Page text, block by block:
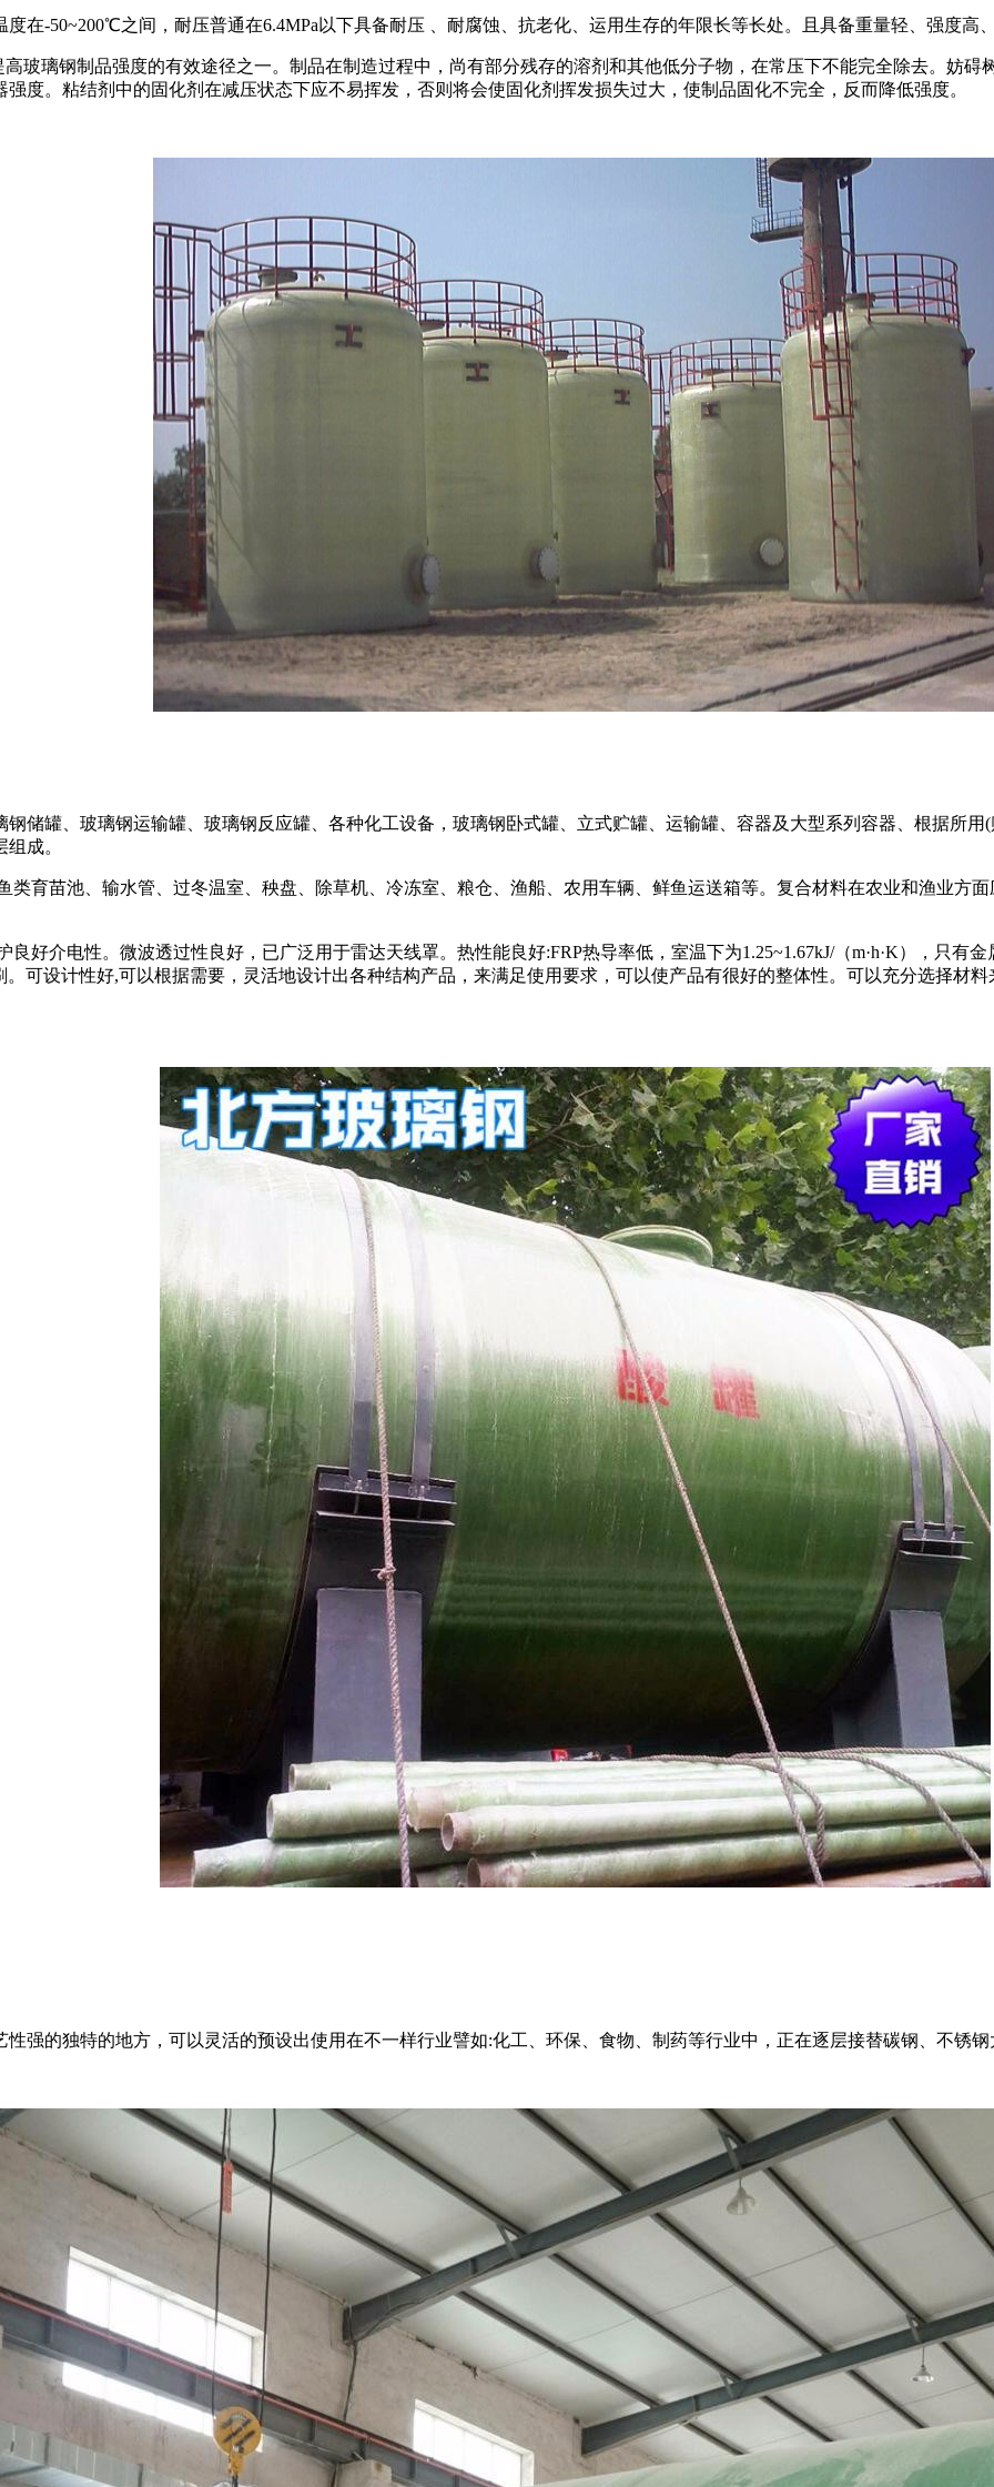
在-50~200℃之间，耐压普通在6.4MPa以下具备耐压 、耐腐蚀、抗老化、运用生存的年限长等长处。且具备重量轻、强度
玻璃钢制品强度的有效途径之一。制品在制造过程中，尚有部分残存的溶剂和其他低分子物，在常压下不能完全除去。妨
度。粘结剂中的固化剂在减压状态下应不易挥发，否则将会使固化剂挥发损失过大，使制品固化不完全，反而降低强度。
储罐、玻璃钢运输罐、玻璃钢反应罐、各种化工设备，玻璃钢卧式罐、立式贮罐、运输罐、容器及大型系列容器、根据所
成。
育苗池、输水管、过冬温室、秧盘、除草机、冷冻室、粮仓、渔船、农用车辆、鲜鱼运送箱等。复合材料在农业和渔业方
好介电性。微波透过性良好，已广泛用于雷达天线罩。热性能良好:FRP热导率低，室温下为1.25~1.67kJ/（m·h·K），只有
可设计性好,可以根据需要，灵活地设计出各种结构产品，来满足使用要求，可以使产品有很好的整体性。可以充分选择材
强的独特的地方，可以灵活的预设出使用在不一样行业譬如:化工、环保、食物、制药等行业中，正在逐层接替碳钢、不锈